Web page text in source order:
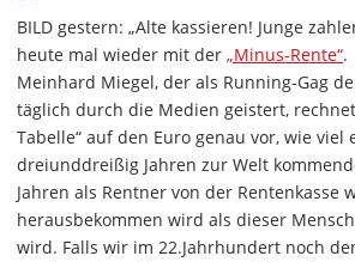
BILD gestern: „Alte kassieren! Junge
heute mal wieder mit der „Minus-Rente“.
Meinhard Miegel, der als Running-Gag
täglich durch die Medien geistert,
Tabelle“ auf den Euro genau vor, wie viel
dreiunddreißig Jahren zur Welt
Jahren als Rentner von der Rentenkasse
herausbekommen wird als dieser
wird. Falls wir im 22.Jahrhundert noch